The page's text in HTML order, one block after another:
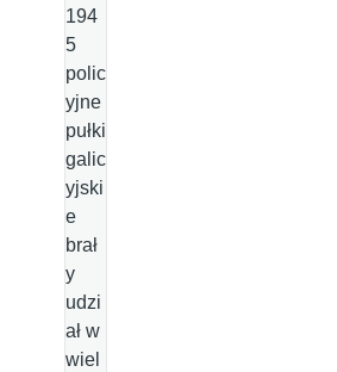
194
5
polic
yjne
pułki
galic
yjski
e
brał
y
udzi
ał w
wiel